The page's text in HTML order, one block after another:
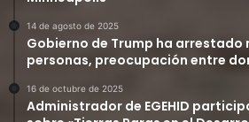
14 de agosto de 2025
Gobierno de Trump ha arrestado
personas, preocupación entre
16 de octubre de 2025
Administrador de EGEHID